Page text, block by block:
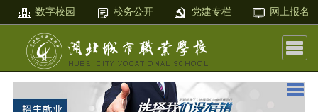
数字校园 校务公开 党建专栏 网上报名